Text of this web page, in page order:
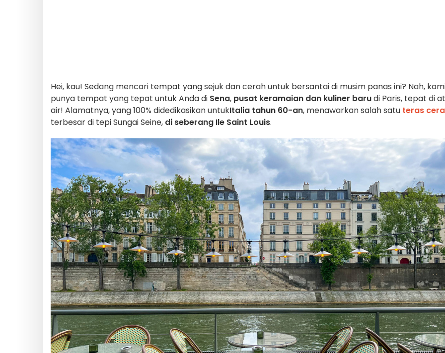
Hei, kau! Sedang mencari tempat yang sejuk dan cerah untuk bersantai di musim panas ini? Nah,
punya tempat yang tepat untuk Anda di Sena, pusat keramaian dan kuliner barudi Paris, tepat di
air! Alamatnya, yang 100% didedikasikan untukItalia tahun 60-an, menawarkan salah satu teras
terbesar di tepi Sungai Seine, di seberang Ile Saint Louis.